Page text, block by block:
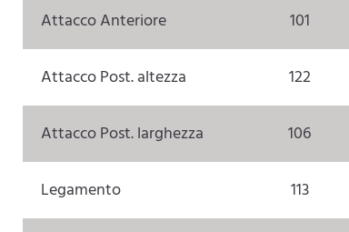
Attacco Anteriore 101
Attacco Post. altezza 122
Attacco Post. larghezza 106
Legamento 113